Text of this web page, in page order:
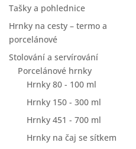
Tašky a pohlednice
Hrnky na cesty – termo a
porcelánové
Stolování a servírování
Porcelánové hrnky
Hrnky 80 - 100 ml
Hrnky 150 - 300 ml
Hrnky 451 - 700 ml
Hrnky na čaj se sítkem